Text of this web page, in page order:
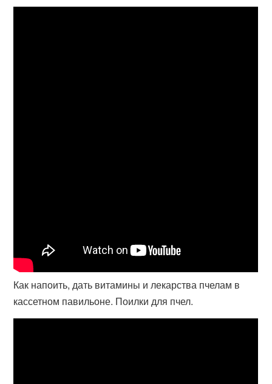
Как напоить, дать витамины и лекарства пчелам в
кассетном павильоне. Поилки для пчел.